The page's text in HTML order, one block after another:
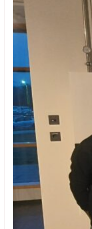
SERVICE
Wir legen großen
Klimaanlagen
Produkte führender
dass jede
auch